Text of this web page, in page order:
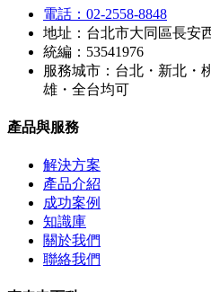
電話：02-2558-8848
地址：台北市大同區長安
統編：53541976
服務城市：台北・新北・
雄・全台均可
產品與服務
解決方案
產品介紹
成功案例
知識庫
關於我們
聯絡我們